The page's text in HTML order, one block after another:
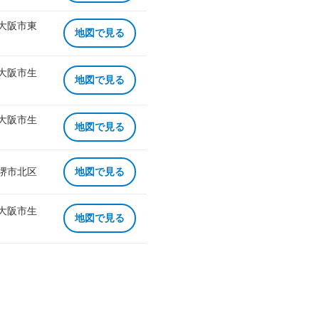
阪市東
地図で見る
阪市生
地図で見る
阪市生
地図で見る
市北区 地図で見る
阪市生
地図で見る